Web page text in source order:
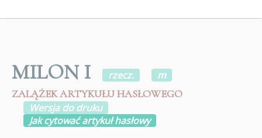
MILON I rzecz.
m
ZALĄŻEK ARTYKUŁU HASŁOWEGO
Wersja do druku
Jak cytować artykuł hasłowy